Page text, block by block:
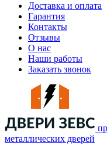
Доставка и оплата
Гарантия
Контакты
Отзывы
О нас
Наши работы
Заказать звонок
металлических дверей